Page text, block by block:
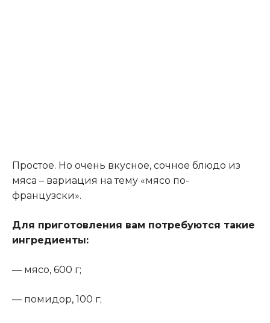
Простое. Но очень вкусное, сочное блюдо из
мяса – вариация на тему «мясо по-
французски».
Для приготовления вам потребуются такие
ингредиенты:
— мясо, 600 г;
— помидор, 100 г;